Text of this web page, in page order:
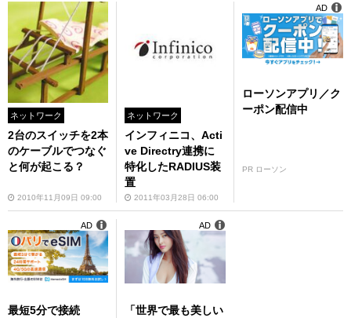
ネットワーク
2台のスイッチを2本
のケーブルでつなぐ
と何が起こる？
2010年11月09日 09:00
ネットワーク
インフィニコ、Acti
ve Directry連携に
特化したRADIUS装
置
2011年03月28日 06:00
ローソンアプリ／ク
ーポン配信中
PR ローソン
AD
最短5分で接続
AD
「世界で最も美しい
AD